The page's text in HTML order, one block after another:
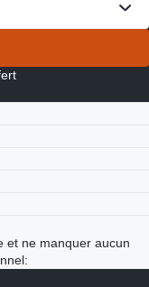
et ne manquer aucun